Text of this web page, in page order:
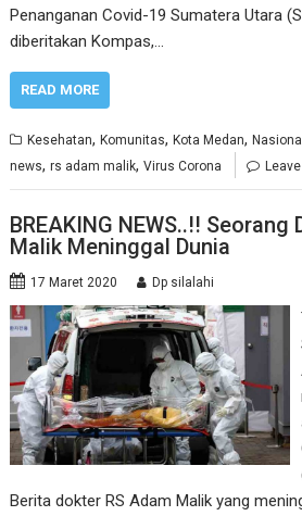
Penanganan Covid-19 Sumatera Utara
diberitakan Kompas,…
READ MORE
Kesehatan,Komunitas,Kota Medan,Nasional
news,rs adam malik,Virus Corona
BREAKING NEWS..!! Seorang
Malik Meninggal Dunia
17 Maret 2020 Dp silalahi
Berita dokter RS Adam Malik yang